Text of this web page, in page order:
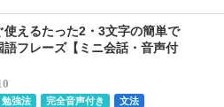
使えるたった2・3文字の簡単で
語フレーズ【ミニ会話・音声付
勉強法 完全音声付き
文法